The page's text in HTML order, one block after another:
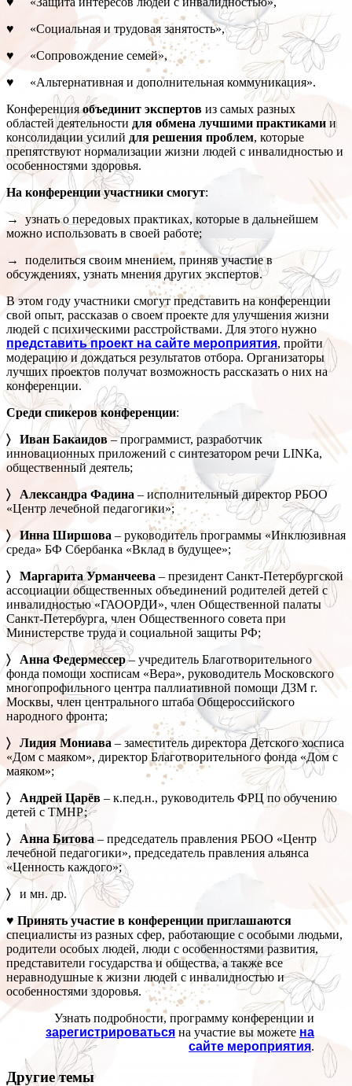
♥ «Социальная и трудовая занятость»,
♥ «Сопровождение семей»,
♥ «Альтернативная и дополнительная коммуникация».
Конференцияобъединит экспертов из самых разных
областей деятельности для обмена лучшими практиками и
консолидации усилий для решения проблем, которые
препятствуют нормализации жизни людей с инвалидностью и
особенностями здоровья.
На конференции участники смогут:
→ узнать о передовых практиках, которые в дальнейшем
можно использовать в своей работе;
→ поделиться своим мнением, приняв участие в
обсуждениях, узнать мнения других экспертов.
В этом году участники смогут представить на конференции
свой опыт, рассказав о своем проекте для улучшения жизни
людей с психическими расстройствами. Для этого нужно
представить проект на сайте мероприятия, пройти
модерацию и дождаться результатов отбора. Организаторы
лучших проектов получат возможность рассказать о них на
конференции.
Среди спикеров конференции:
〉 Иван Бакаидов– программист, разработчик
инновационных приложений с синтезатором речи LINKa,
общественный деятель;
〉 Александра Фадина – исполнительный директор РБОО
«Центр лечебной педагогики»;
〉 Инна Ширшова – руководитель программы «Инклюзивная
среда» БФ Сбербанка «Вклад в будущее»;
〉 Маргарита Урманчеева – президент Санкт-Петербургской
ассоциации общественных объединений родителей детей с
инвалидностью «ГАООРДИ», член Общественной палаты
Санкт-Петербурга, член Общественного совета при
Министерстве труда и социальной защиты РФ;
〉 Анна Федермессер– учредитель Благотворительного
фонда помощи хосписам «Вера», руководитель Московского
многопрофильного центра паллиативной помощи ДЗМ г.
Москвы, член центрального штаба Общероссийского
народного фронта;
〉 Лидия Мониава – заместитель директора Детского хосписа
«Дом с маяком», директор Благотворительного фонда «Дом с
маяком»;
〉 Андрей Царёв– к.пед.н., руководитель ФРЦ по обучению
детей с ТМНР;
〉 Анна Битова– председатель правления РБОО «Центр
лечебной педагогики», председатель правления альянса
«Ценность каждого»;
〉 и мн. др.
♥ Принять участие в конференции приглашаются
специалисты из разных сфер, работающие с особыми людьми,
родители особых людей, люди с особенностями развития,
представители государства и общества, а также все
неравнодушные к жизни людей с инвалидностью и
особенностями здоровья.
Узнать подробности, программу конференции и
зарегистрироваться на участие вы можете на
сайте мероприятия.
Другие темы